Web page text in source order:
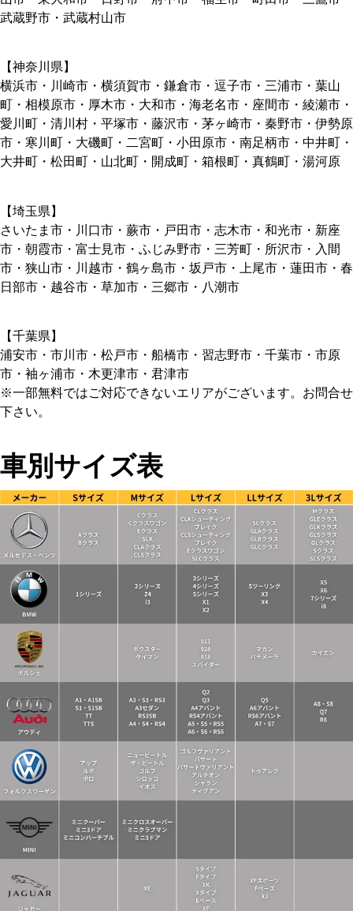
武蔵野市・武蔵村山市
【神奈川県】
横浜市・川崎市・横須賀市・鎌倉市・逗子市・三浦市・葉山
町・相模原市・厚木市・大和市・海老名市・座間市・綾瀬市・
愛川町・清川村・平塚市・藤沢市・茅ヶ崎市・秦野市・伊勢原
市・寒川町・大磯町・二宮町・小田原市・南足柄市・中井町・
大井町・松田町・山北町・開成町・箱根町・真鶴町・湯河原
【埼玉県】
さいたま市・川口市・蕨市・戸田市・志木市・和光市・新座
市・朝霞市・富士見市・ふじみ野市・三芳町・所沢市・入間
市・狭山市・川越市・鶴ヶ島市・坂戸市・上尾市・蓮田市・春
日部市・越谷市・草加市・三郷市・八潮市
【千葉県】
浦安市・市川市・松戸市・船橋市・習志野市・千葉市・市原
市・袖ヶ浦市・木更津市・君津市
※一部無料ではご対応できないエリアがございます。お問合せ
下さい。
車別サイズ表